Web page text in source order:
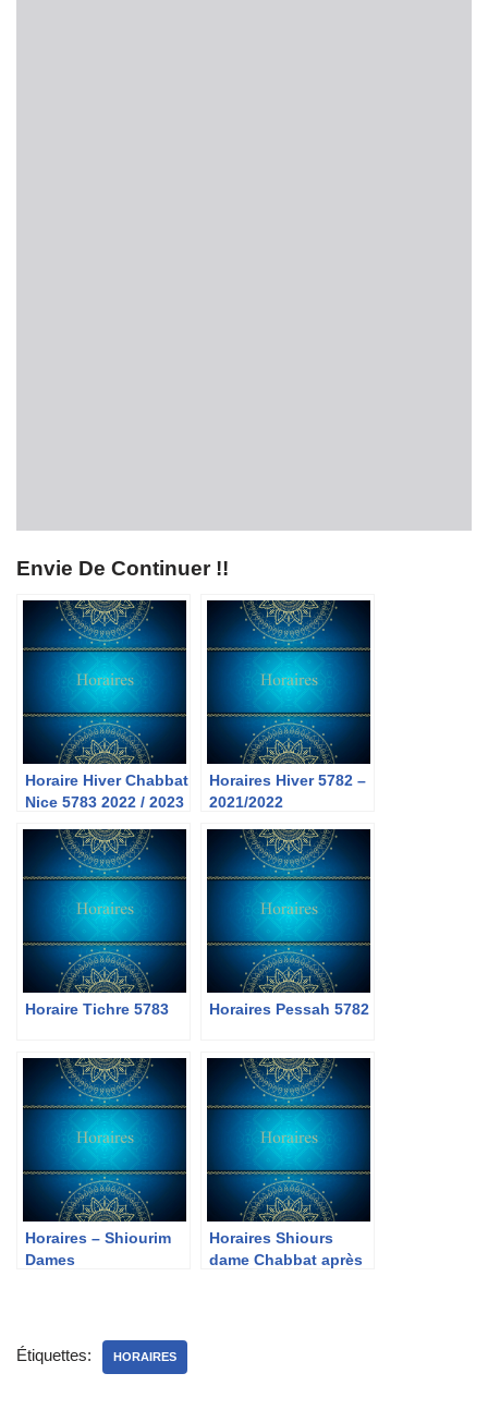
Envie De Continuer !!
Horaire Hiver Chabbat
Nice 5783 2022 / 2023
Horaires Hiver 5782 –
2021/2022
Horaire Tichre 5783 Horaires Pessah 5782
Horaires – Shiourim
Dames
Horaires Shiours
dame Chabbat après
Étiquettes: HORAIRES